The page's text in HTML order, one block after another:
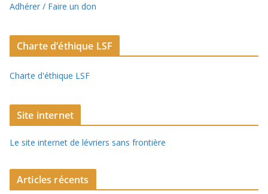
Adhérer / Faire un don
Charte d’éthique LSF
Charte d'éthique LSF
Site internet
Le site internet de lévriers sans frontière
Articles récents